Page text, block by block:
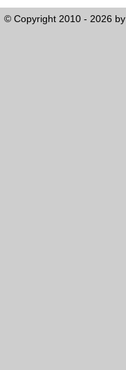
© Copyright 2010 - 2026 by